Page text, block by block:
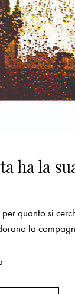
ha la
quanto si
la